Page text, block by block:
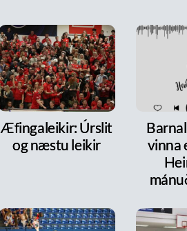
Æfingaleikir: Úrslit
og næstu leikir
vinna